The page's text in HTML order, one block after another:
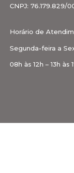
CNPJ: 76.179.829/
Horário de
Segunda-feira a
08h às 12h – 13h às